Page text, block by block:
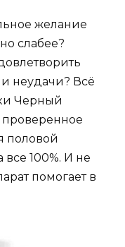
желание
слабее?
неудачи? Всё
Черный
проверенное
половой
все 100%. И не
помогает в